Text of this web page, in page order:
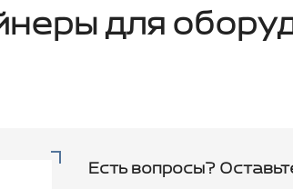
для
Есть вопросы?